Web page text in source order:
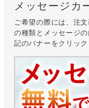
メッセージカ
ご希望の際には、注
の種類とメッセージ
記のバナーをクリッ